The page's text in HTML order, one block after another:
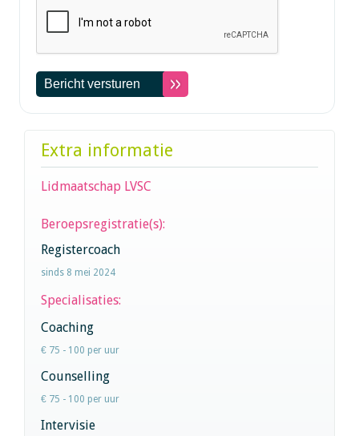
Extra informatie
Lidmaatschap LVSC
Beroepsregistratie(s):
Registercoach
sinds 8 mei 2024
Specialisaties:
Coaching
€ 75 - 100 per uur
Counselling
€ 75 - 100 per uur
Intervisie